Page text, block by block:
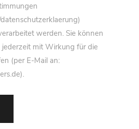
werden. Sie können
mit Wirkung für die
(per E-Mail an: